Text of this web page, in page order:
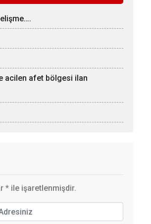
acilen afet bölgesi ilan
* ile işaretlenmişdir.